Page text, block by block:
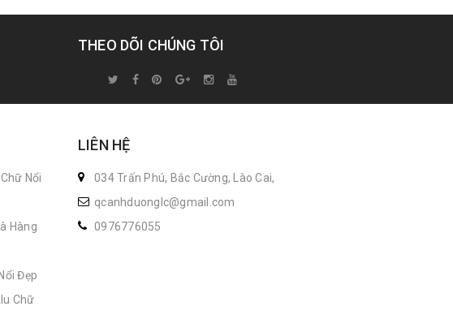
THEO DÕI CHÚNG TÔI
Nổi
Hàng
Đẹp
Chữ
LIÊN HỆ
034 Trấn Phú, Bắc Cường, Lào Cai,
qcanhduonglc@gmail.com
0976776055